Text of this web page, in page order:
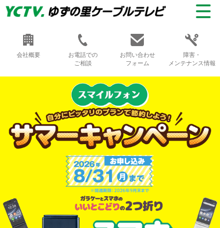
会社概要
お電話での
ご相談
お問い合わせ
フォーム
障害・
メンテナンス情報